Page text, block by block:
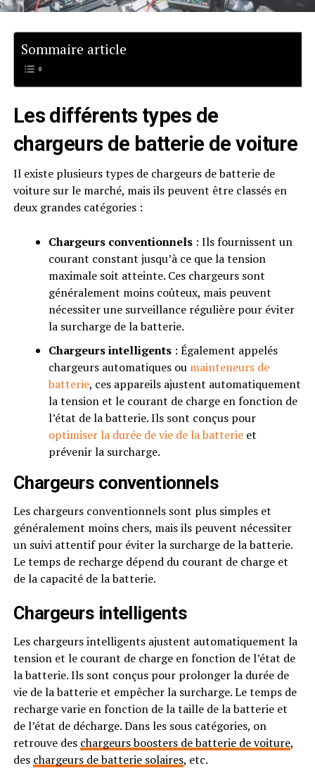
Sommaire article
Les différents types de
chargeurs de batterie de voiture
Il existe plusieurs types de chargeurs de batterie de
voiture sur le marché, mais ils peuvent être classés en
deux grandes catégories :
Chargeurs conventionnels: Ils fournissent un
courant constant jusqu’à ce que la tension
maximale soit atteinte. Ces chargeurs sont
généralement moins coûteux, mais peuvent
nécessiter une surveillance régulière pour éviter
la surcharge de la batterie.
Chargeurs intelligents: Également appelés
chargeurs automatiques ou mainteneurs de
batterie, ces appareils ajustent automatiquement
la tension et le courant de charge en fonction de
l’état de la batterie. Ils sont conçus pour
optimiser la durée de vie de la batterieet
prévenir la surcharge.
Chargeurs conventionnels
Les chargeurs conventionnels sont plus simples et
généralement moins chers, mais ils peuvent nécessiter
un suivi attentif pour éviter la surcharge de la batterie.
Le temps de recharge dépend du courant de charge et
de la capacité de la batterie.
Chargeurs intelligents
Les chargeurs intelligents ajustent automatiquement la
tension et le courant de charge en fonction de l’état de
la batterie. Ils sont conçus pour prolonger la durée de
vie de la batterie et empêcher la surcharge. Le temps de
recharge varie en fonction de la taille de la batterie et
de l’état de décharge. Dans les sous catégories, on
retrouve des chargeurs boosters de batterie de voiture,
des chargeurs de batterie solaires, etc.